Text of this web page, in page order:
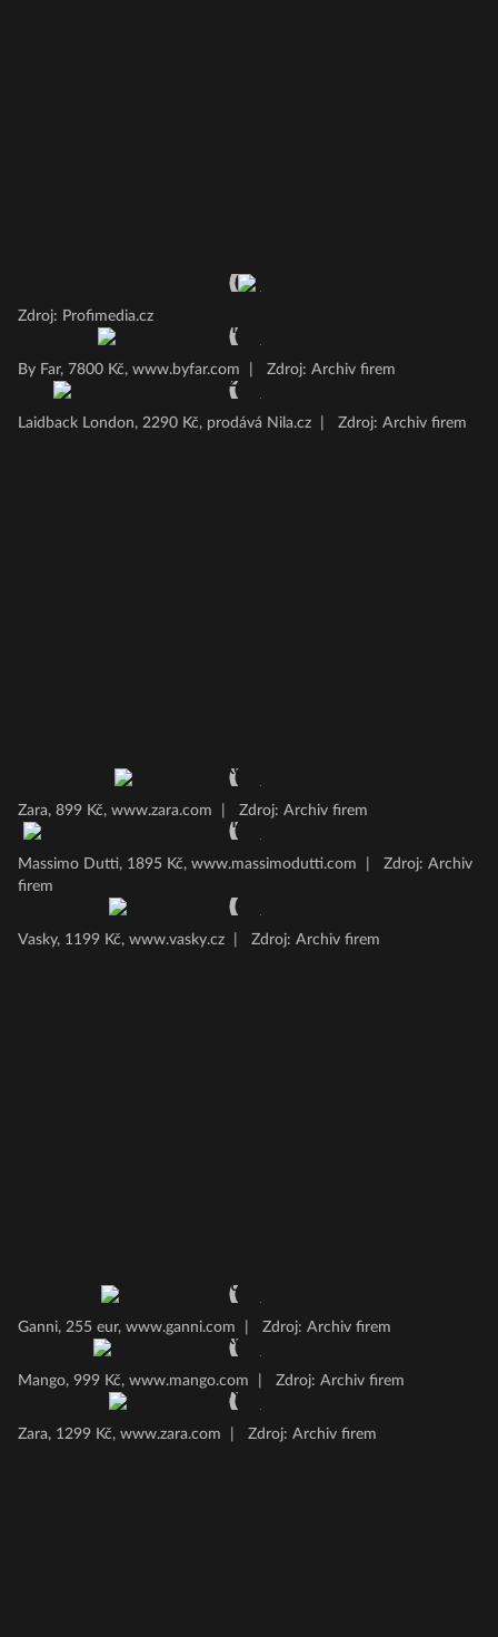
Zdroj: Profimedia.cz
By Far, 7800 Kč, www.byfar.com Zdroj: Archiv firem
Laidback London, 2290 Kč, prodává Nila.cz Zdroj: Archiv firem
Zara, 899 Kč, www.zara.com Zdroj: Archiv firem
Massimo Dutti, 1895 Kč, www.massimodutti.com
Zdroj: Archiv
firem
Vasky, 1199 Kč, www.vasky.cz Zdroj: Archiv firem
Ganni, 255 eur, www.ganni.com Zdroj: Archiv firem
Mango, 999 Kč, www.mango.com Zdroj: Archiv firem
Zara, 1299 Kč, www.zara.com Zdroj: Archiv firem